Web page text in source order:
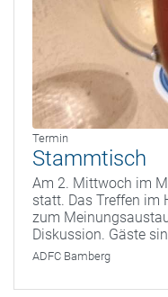
Termin
Stammtisch
Am 2. Mittwoch im
statt. Das Treffen im
zum
Diskussion. Gäste
ADFC Bamberg